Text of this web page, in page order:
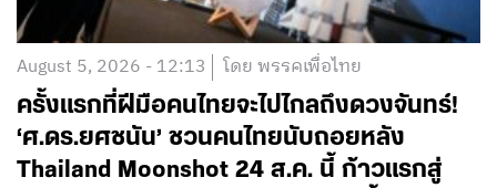
August 5, 2026 - 12:13 โดย พรรคเพื่อไทย
ครั้งแรกที่ฝีมือคนไทยจะไปไกลถึงดวงจันทร์!
‘ศ.ดร.ยศชนัน’ ชวนคนไทยนับถอยหลัง
Thailand Moonshot 24 ส.ค. นี้ ก้าวแรกสู่